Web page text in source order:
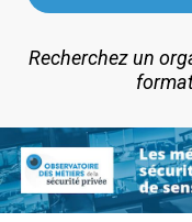
Recherchez un